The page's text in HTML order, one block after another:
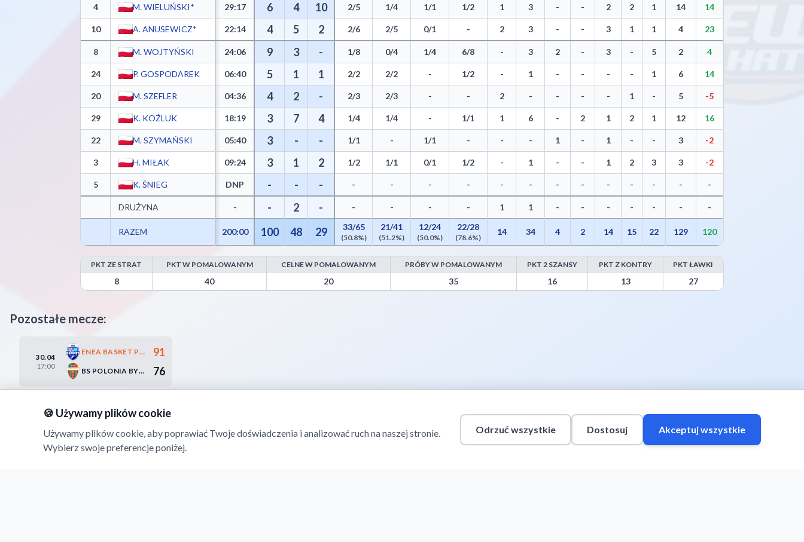
4 M. WIELUŃSKI* 29:17 6 4 10 2/5 1/4 1/1 1/2 1 3 - - 2 2 1 14 14
10 A. ANUSEWICZ* 22:14 4 5 2 2/6 2/5 0/1 - 2 3 - - 3 1 1 4 23
8 M. WOJTYŃSKI 24:06 9 3 - 1/8 0/4 1/4 6/8 - 3 2 - 3 - 5 2 4
24 P. GOSPODAREK 06:40 5 1 1 2/2 2/2 - 1/2 - 1 - - - - 1 6 14
20 M. SZEFLER 04:36 4 2 - 2/3 2/3 - - 2 - - - - 1 - 5 -5
29 K. KOŹLUK 18:19 3 7 4 1/4 1/4 - 1/1 1 6 - 2 1 2 1 12 16
22 M. SZYMAŃSKI 05:40 3 - - 1/1 - 1/1 - - - 1 - 1 - - 3 -2
3 H. MIŁAK 09:24 3 1 2 1/2 1/1 0/1 1/2 - 1 - - 1 2 3 3 -2
5 K. ŚNIEG DNP - - - - - - - - - - - - - - - -
DRUŻYNA - - 2 - - - - - 1 1 - - - - - - -
RAZEM 200:00 100 48 29 33/65
(50.8%)
21/41
(51.2%)
12/24
(50.0%)
22/28
(78.6%)
14 34 4 2 14 15 22 129 120
KKS Polonia Warszawa Advanced Statistics - Points from Turnovers, Paint Points, Fast Break Points, and Bench Points
PKT ZE STRAT PKT W POMALOWANYM CELNE W POMALOWANYM PRÓBY W POMALOWANYM PKT 2 SZANSY PKT Z KONTRY PKT ŁAWKI
8 40 20 35 16 13 27
Pozostałe mecze:
30.04
17:00
ENEA BASKET POZNAŃ 91
BS POLONIA BYTOM 76
🍪 Używamy plików cookie
Używamy plików cookie, aby poprawiać Twoje doświadczenia i analizować ruch na naszej stronie.
Wybierz swoje preferencje poniżej.
Odrzuć wszystkie Dostosuj Akceptuj wszystkie